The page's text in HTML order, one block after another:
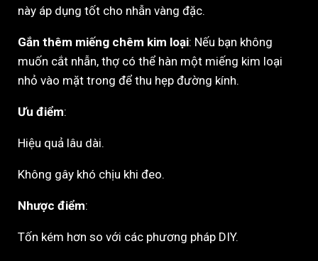
này áp dụng tốt cho nhẫn vàng đặc.
Gắn thêm miếng chêm kim loại: Nếu bạn không
muốn cắt nhẫn, thợ có thể hàn một miếng kim loại
nhỏ vào mặt trong để thu hẹp đường kính.
Ưu điểm:
Hiệu quả lâu dài.
Không gây khó chịu khi đeo.
Nhược điểm:
Tốn kém hơn so với các phương pháp DIY.